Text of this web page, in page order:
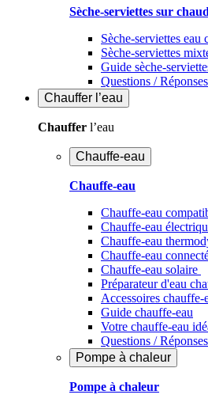
Sèche-serviettes sur
Sèche-serviettes eau
Sèche-serviettes
Guide sèche-
Questions /
Chauffer l’eau
Chauffer l’eau
Chauffe-eau
Chauffe-eau
Chauffe-eau
Chauffe-eau
Chauffe-eau
Chauffe-eau
Chauffe-eau solaire
Préparateur d'eau
Accessoires chauffe-
Guide chauffe-eau
Votre chauffe-eau
Questions /
Pompe à chaleur
Pompe à chaleur